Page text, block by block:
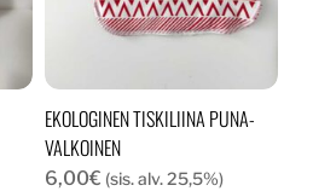
EKOLOGINEN TISKILIINA PUNA-
VALKOINEN
6,00€ (sis. alv. 25,5%)